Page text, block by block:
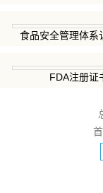
食品安全管理体系
FDA注册证